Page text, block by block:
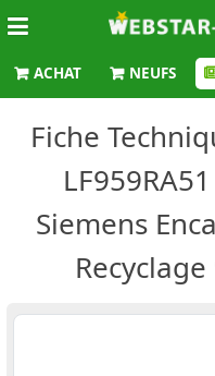
ACHAT NEUFS
Fiche
Siemens